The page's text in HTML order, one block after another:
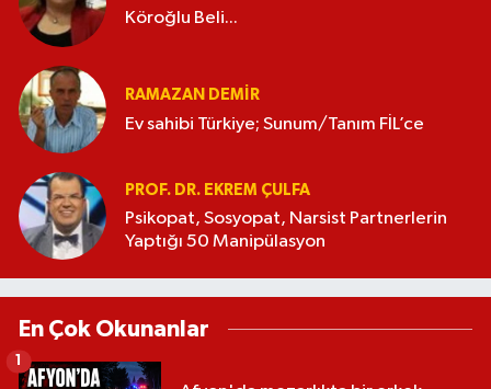
Köroğlu Beli...
RAMAZAN DEMİR
Ev sahibi Türkiye; Sunum/Tanım FİL’ce
PROF. DR. EKREM ÇULFA
Psikopat, Sosyopat, Narsist Partnerlerin
Yaptığı 50 Manipülasyon
En Çok Okunanlar
1